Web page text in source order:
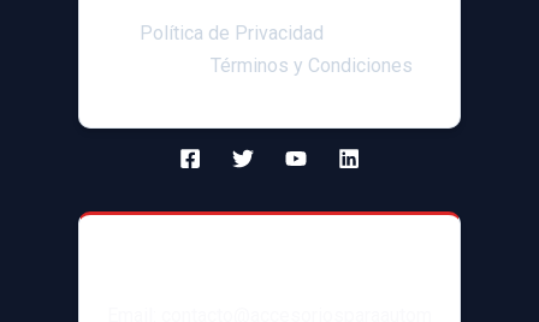
Política de Privacidad
Términos y Condiciones